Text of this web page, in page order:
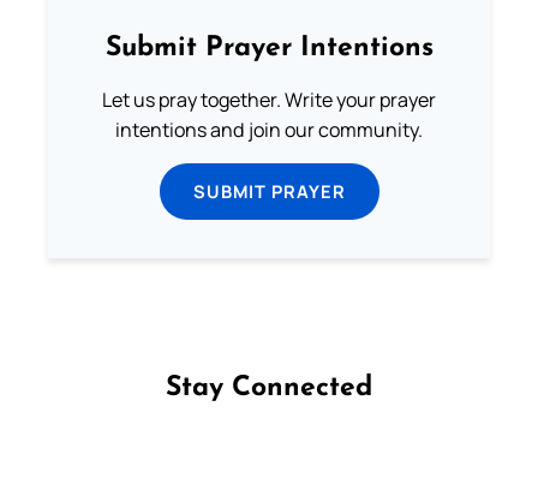
Submit Prayer Intentions
Let us pray together. Write your prayer
intentions and join our community.
SUBMIT PRAYER
Stay Connected